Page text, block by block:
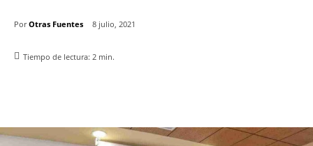
Por Otras Fuentes 8 julio, 2021
Tiempo de lectura: 2 min.